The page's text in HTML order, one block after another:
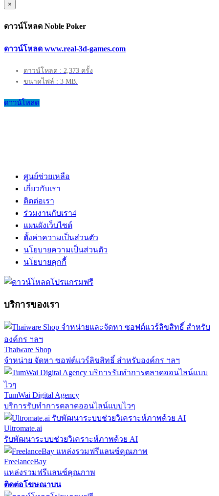
×
ดาวน์โหลด Noble Poker
ดาวน์โหลด www.real-3d-games.com
ดาวน์โหลด : 2,373 ครั้ง
ขนาดไฟล์ : 3 MB.
ดาวน์โหลด
ศูนย์ช่วยเหลือ
เกี่ยวกับเรา
ติดต่อเรา
ร่วมงานกับเรา4
แผนผังเว็บไซต์
ตั้งค่าความเป็นส่วนตัว
นโยบายความเป็นส่วนตัว
นโยบายคุกกี้
บริการของเรา
Thaiware Shop
จำหน่าย จัดหา ซอฟต์แวร์ลิขสิทธิ์ สำหรับองค์กร ฯลฯ
TumWai Digital Agency
บริการรับทำการตลาดออนไลน์แบบไวๆ
Ultromate.ai
รับพัฒนาระบบช่วยวิเคราะห์ภาพด้วย AI
FreelanceBay
แหล่งรวมฟรีแลนซ์คุณภาพ
ติดต่อโฆษณาบน